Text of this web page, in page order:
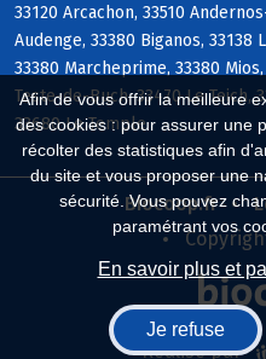
Afin de vous offrir la meilleure
des cookies : pour assurer une
récolter des statistiques afin
du site et vous proposer une
sécurité. Vous pouvez
paramétrant vos
En savoir plus et
Je refuse
33120 Arcachon, 33510
Audenge, 33380 Biganos, 33138
33380 Marcheprime, 33380
Teste-de-Buch, 33470 Le Teich,
33680 Le Temple
Biocoop.fr
Réalisé par